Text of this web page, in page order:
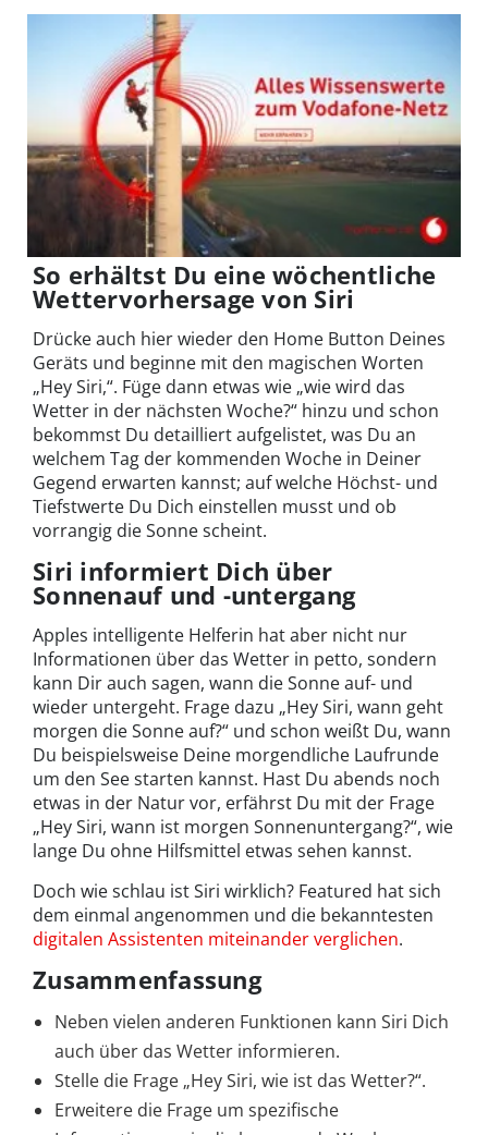
So erhältst Du eine wöchentliche
Wettervorhersage von Siri
Drücke auch hier wieder den Home Button Deines
Geräts und beginne mit den magischen Worten
„Hey Siri,“. Füge dann etwas wie „wie wird das
Wetter in der nächsten Woche?“ hinzu und schon
bekommst Du detailliert aufgelistet, was Du an
welchem Tag der kommenden Woche in Deiner
Gegend erwarten kannst; auf welche Höchst- und
Tiefstwerte Du Dich einstellen musst und ob
vorrangig die Sonne scheint.
Siri informiert Dich über
Sonnenauf und -untergang
Apples intelligente Helferin hat aber nicht nur
Informationen über das Wetter in petto, sondern
kann Dir auch sagen, wann die Sonne auf- und
wieder untergeht. Frage dazu „Hey Siri, wann geht
morgen die Sonne auf?“ und schon weißt Du, wann
Du beispielsweise Deine morgendliche Laufrunde
um den See starten kannst. Hast Du abends noch
etwas in der Natur vor, erfährst Du mit der Frage
„Hey Siri, wann ist morgen Sonnenuntergang?“, wie
lange Du ohne Hilfsmittel etwas sehen kannst.
Doch wie schlau ist Siri wirklich? Featured hat sich
dem einmal angenommen und die bekanntesten
digitalen Assistenten miteinander verglichen.
Zusammenfassung
Neben vielen anderen Funktionen kann Siri Dich
auch über das Wetter informieren.
Stelle die Frage „Hey Siri, wie ist das Wetter?“.
Erweitere die Frage um spezifische